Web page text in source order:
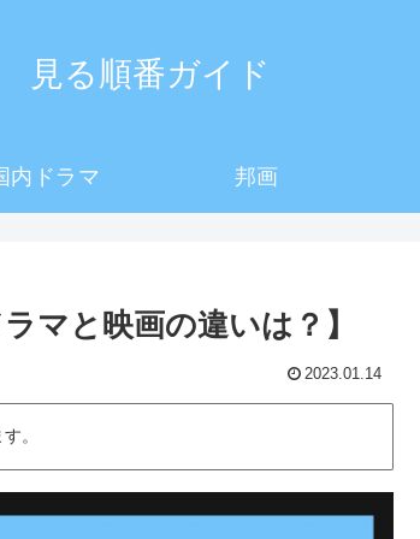
見る順番ガイド
内ドラマ 邦画
マと映画の違いは？】
2023.01.14
。